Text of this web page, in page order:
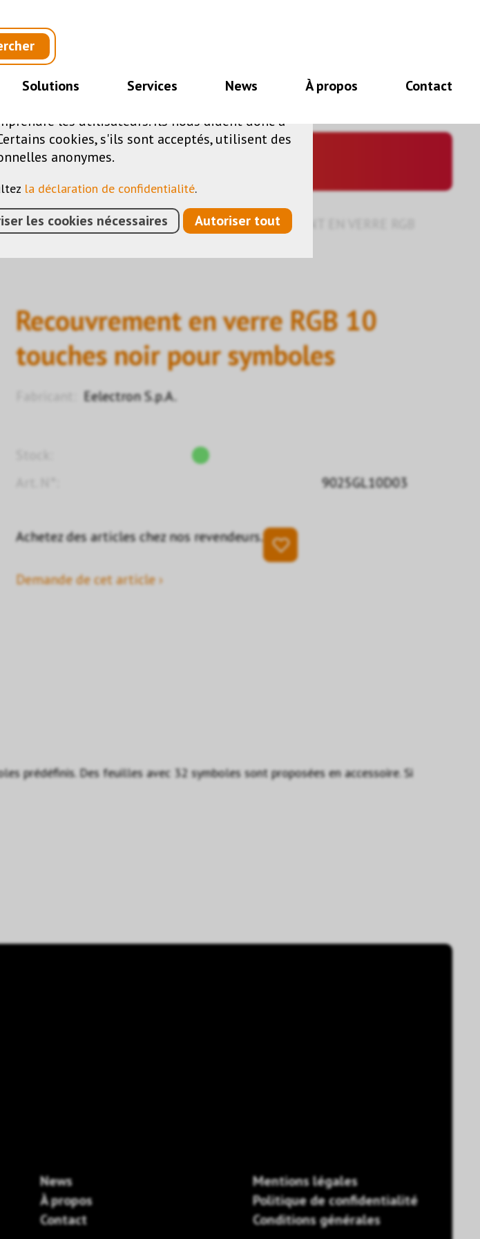
Solutions Services News À propos Contact
DE COMMANDE› 9025 › CADRE › RECOUVREMENT EN VERRE RGB
Recouvrement en verre RGB 10
touches noir pour symboles
Eelectron S.p.A.
9025GL10D03
Achetez des articles chez nos revendeurs.
Demande de cet article ›
prédéfinis. Des feuilles avec 32 symboles sont proposées en accessoire. Si
News
À propos
Contact
Mentions légales
Politique de confidentialité
Conditions générales
DES COOKIES
.
site web : certains sont nécessaires au bon
les utilisateurs. Ils nous aident donc à
cookies, s'ils sont acceptés, utilisent des
anonymes.
la déclaration de confidentialité.
les cookies nécessaires Autoriser tout